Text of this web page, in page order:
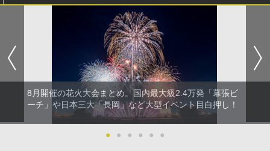
8月開催の花火大会まとめ。国内最大級2.4万発「幕張ビ
ーチ」や日本三大「長岡」など大型イベント目白押し！
● ● ● ● ● ●